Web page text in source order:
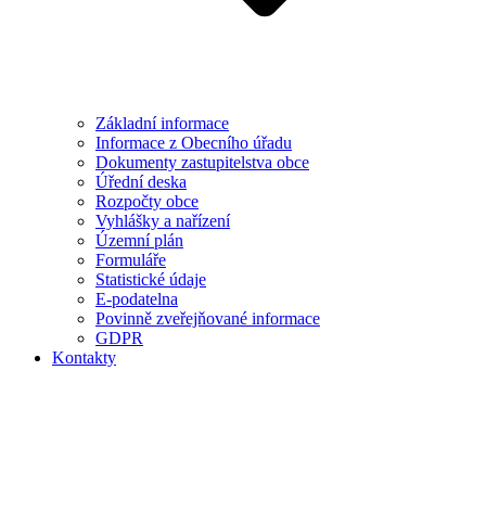
Základní informace
Informace z Obecního úřadu
Dokumenty zastupitelstva obce
Úřední deska
Rozpočty obce
Vyhlášky a nařízení
Územní plán
Formuláře
Statistické údaje
E-podatelna
Povinně zveřejňované informace
GDPR
Kontakty